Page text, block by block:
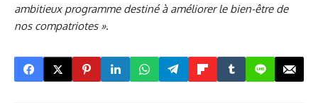
ambitieux programme destinéà améliorer le bien-être de
nos compatriotes».